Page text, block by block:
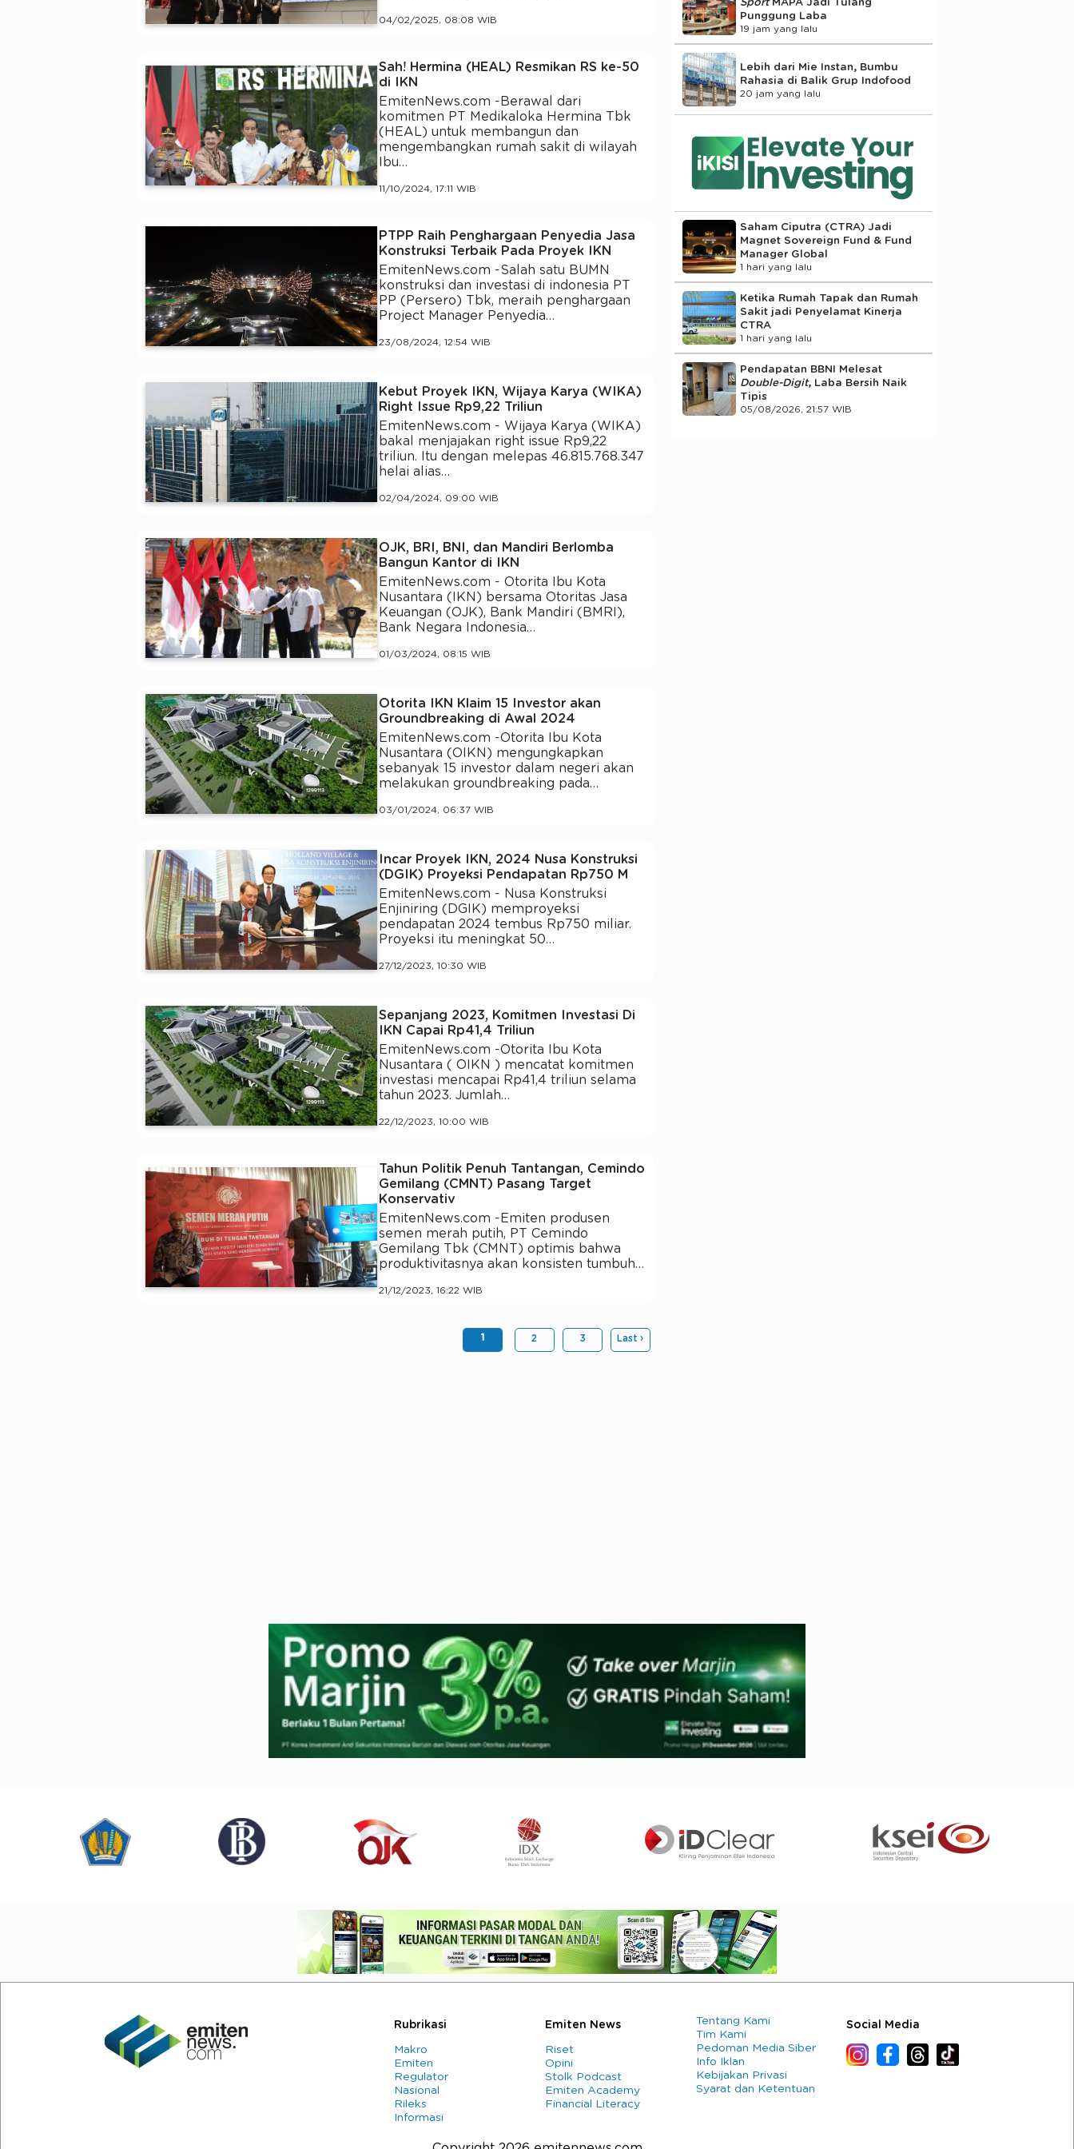
04/02/2025, 08:08 WIB
Sah! Hermina (HEAL) Resmikan RS ke-50
di IKN
EmitenNews.com -Berawal dari
komitmen PT Medikaloka Hermina Tbk
(HEAL) untuk membangun dan
mengembangkan rumah sakit di wilayah
Ibu…
11/10/2024, 17:11 WIB
PTPP Raih Penghargaan Penyedia Jasa
Konstruksi Terbaik Pada Proyek IKN
EmitenNews.com -Salah satu BUMN
konstruksi dan investasi di indonesia PT
PP (Persero) Tbk, meraih penghargaan
Project Manager Penyedia…
23/08/2024, 12:54 WIB
Kebut Proyek IKN, Wijaya Karya (WIKA)
Right Issue Rp9,22 Triliun
EmitenNews.com - Wijaya Karya (WIKA)
bakal menjajakan right issue Rp9,22
triliun. Itu dengan melepas 46.815.768.347
helai alias…
02/04/2024, 09:00 WIB
OJK, BRI, BNI, dan Mandiri Berlomba
Bangun Kantor di IKN
EmitenNews.com - Otorita Ibu Kota
Nusantara (IKN) bersama Otoritas Jasa
Keuangan (OJK), Bank Mandiri (BMRI),
Bank Negara Indonesia…
01/03/2024, 08:15 WIB
Otorita IKN Klaim 15 Investor akan
Groundbreaking di Awal 2024
EmitenNews.com -Otorita Ibu Kota
Nusantara (OIKN) mengungkapkan
sebanyak 15 investor dalam negeri akan
melakukan groundbreaking pada…
03/01/2024, 06:37 WIB
Incar Proyek IKN, 2024 Nusa Konstruksi
(DGIK) Proyeksi Pendapatan Rp750 M
EmitenNews.com - Nusa Konstruksi
Enjiniring (DGIK) memproyeksi
pendapatan 2024 tembus Rp750 miliar.
Proyeksi itu meningkat 50…
27/12/2023, 10:30 WIB
Sepanjang 2023, Komitmen Investasi Di
IKN Capai Rp41,4 Triliun
EmitenNews.com -Otorita Ibu Kota
Nusantara ( OIKN ) mencatat komitmen
investasi mencapai Rp41,4 triliun selama
tahun 2023. Jumlah…
22/12/2023, 10:00 WIB
Tahun Politik Penuh Tantangan, Cemindo
Gemilang (CMNT) Pasang Target
Konservativ
EmitenNews.com -Emiten produsen
semen merah putih, PT Cemindo
Gemilang Tbk (CMNT) optimis bahwa
produktivitasnya akan konsisten tumbuh…
21/12/2023, 16:22 WIB
1 2 3 Last ›
Sport MAPA Jadi Tulang
Punggung Laba
19 jam yang lalu
Lebih dari Mie Instan, Bumbu
Rahasia di Balik Grup Indofood
20 jam yang lalu
Saham Ciputra (CTRA) Jadi
Magnet Sovereign Fund & Fund
Manager Global
1 hari yang lalu
Ketika Rumah Tapak dan Rumah
Sakit jadi Penyelamat Kinerja
CTRA
1 hari yang lalu
Pendapatan BBNI Melesat
Double-Digit, Laba Bersih Naik
Tipis
05/08/2026, 21:57 WIB
Rubrikasi
Makro
Emiten
Regulator
Nasional
Rileks
Informasi
Emiten News
Riset
Opini
Stolk Podcast
Emiten Academy
Financial Literacy
Tentang Kami
Tim Kami
Pedoman Media Siber
Info Iklan
Kebijakan Privasi
Syarat dan Ketentuan
Social Media